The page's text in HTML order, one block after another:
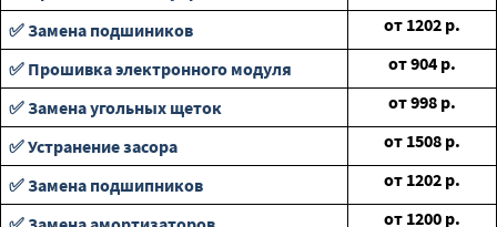
✅ Замена подшиников
от 1202 р.
✅ Прошивка электронного модуля
от904 р.
✅ Замена угольных щеток
от998 р.
✅ Устранение засора
от 1508 р.
✅ Замена подшипников
от 1202 р.
от 1200 р.